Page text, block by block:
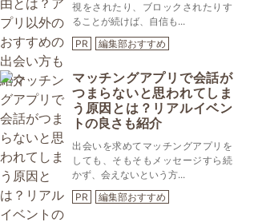
視をされたり、ブロックされたりす
ることが続けば、自信も...
PR
編集部おすすめ
マッチングアプリで会話が
つまらないと思われてしま
う原因とは？リアルイベン
トの良さも紹介
出会いを求めてマッチングアプリを
しても、そもそもメッセージすら続
かず、会えないという方...
PR
編集部おすすめ